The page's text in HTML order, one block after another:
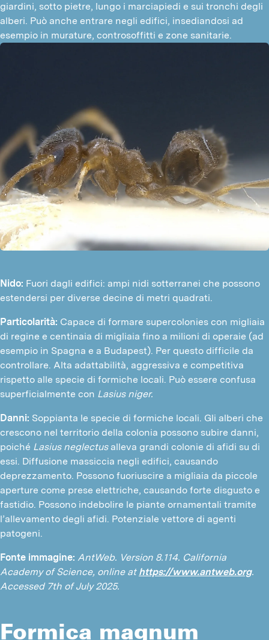
giardini, sotto pietre, lungo i marciapiedi e sui tronchi degli
alberi. Può anche entrare negli edifici, insediandosi ad
esempio in murature, controsoffitti e zone sanitarie.
Nido: Fuori dagli edifici: ampi nidi sotterranei che possono
estendersi per diverse decine di metri quadrati.
Particolarità: Capace di formare supercolonies con migliaia
di regine e centinaia di migliaia fino a milioni di operaie (ad
esempio in Spagna e a Budapest). Per questo difficile da
controllare. Alta adattabilità, aggressiva e competitiva
rispetto alle specie di formiche locali. Può essere confusa
superficialmente con Lasius niger.
Danni: Soppianta le specie di formiche locali. Gli alberi che
crescono nel territorio della colonia possono subire danni,
poiché Lasius neglectusalleva grandi colonie di afidi su di
essi. Diffusione massiccia negli edifici, causando
deprezzamento. Possono fuoriuscire a migliaia da piccole
aperture come prese elettriche, causando forte disgusto e
fastidio. Possono indebolire le piante ornamentali tramite
l’allevamento degli afidi. Potenziale vettore di agenti
patogeni.
Fonte immagine: AntWeb. Version 8.114. California
Academy of Science, online at https://www.antweb.org.
Accessed 7th of July 2025.
Formica magnum